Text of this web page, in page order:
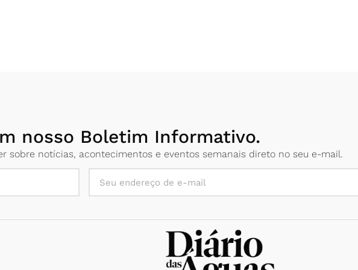
nosso Boletim Informativo.
sobre notícias, acontecimentos e eventos semanais direto no seu e-mail.